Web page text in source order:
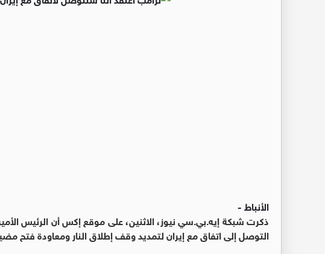
الأنباط -
ذكرت شبكة إيه.بي.سي نيوز، الاثنين، على موقع إكس أن الرئيس
التوصل إلى اتفاق مع إيران لتمديد وقف إطلاق النار ومعاودة فتح